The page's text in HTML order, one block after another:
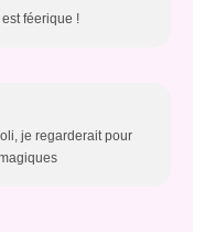
féerique !
je regarderait pour